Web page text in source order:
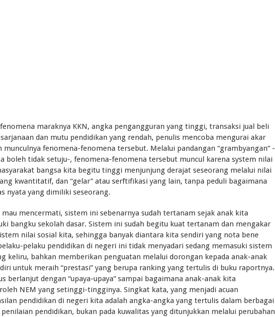
maraknya KKN, angka pengangguran yang tinggi, transaksi jual beli
dan mutu pendidikan yang rendah, penulis mencoba mengurai akar
munculnya fenomena-fenomena tersebut. Melalui pandangan “grambyangan” -
boleh tidak setuju-, fenomena-fenomena tersebut muncul karena system nilai
bangsa kita begitu tinggi menjunjung derajat seseorang melalui nilai
kwantitatif, dan “gelar” atau serftifikasi yang lain, tanpa peduli bagaimana
nyata yang dimiliki seseorang.
mau mencermati, sistem ini sebenarnya sudah tertanam sejak anak kita
bangku sekolah dasar. Sistem ini sudah begitu kuat tertanam dan mengakar
nilai sosial kita, sehingga banyak diantara kita sendiri yang nota bene
pelaku pendidikan di negeri ini tidak menyadari sedang memasuki sistem
keliru, bahkan memberikan penguatan melalui dorongan kepada anak-anak
untuk meraih “prestasi” yang berupa ranking yang tertulis di buku raportnya.
berlanjut dengan “upaya-upaya” sampai bagaimana anak-anak kita
NEM yang setinggi-tingginya. Singkat kata, yang menjadi acuan
pendidikan di negeri kita adalah angka-angka yang tertulis dalam berbagai
pendidikan, bukan pada kuwalitas yang ditunjukkan melalui perubahan